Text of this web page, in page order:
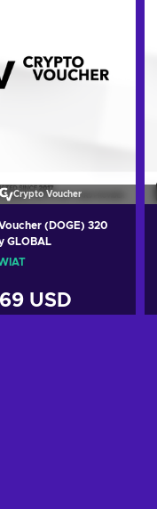
Crypto Voucher
(DOGE) 320
GLOBAL
USD